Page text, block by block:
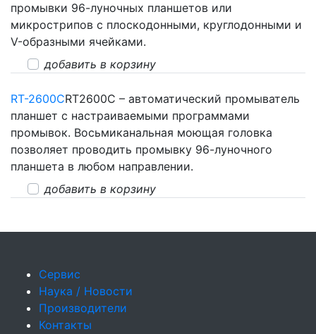
промывки 96-луночных планшетов или
микрострипов с плоскодонными, круглодонными и
V-образными ячейками.
добавить в корзину
RT-2600CRT2600C – автоматический промыватель
планшет с настраиваемыми программами
промывок. Восьмиканальная моющая головка
позволяет проводить промывку 96-луночного
планшета в любом направлении.
добавить в корзину
Сервис
Наука / Новости
Производители
Контакты